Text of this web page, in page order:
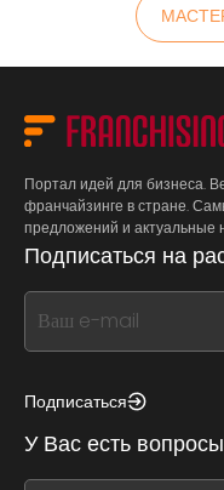
Портал идей для бизнеса.
франчайзинге в стране.
предложений и актуальные
Подписаться на
If
you
this,
this
Подписаться
У Вас есть